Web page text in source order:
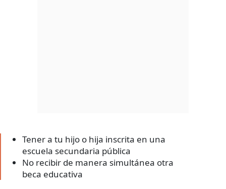
Tener a tu hijo o hija inscrita en una
escuela secundaria pública
No recibir de manera simultánea otra
beca educativa